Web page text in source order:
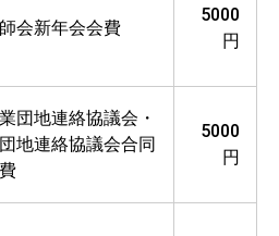
会新年会会費
5000
円
団地連絡協議会・
地連絡協議会合同
5000
円